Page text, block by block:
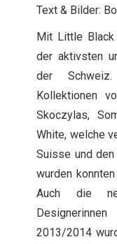
Text & Bilder:
Mit Little
der aktivsten
der
Kollektionen
Skoczylas,
White, welche
Suisse und
wurden
Auch die
2013/2014